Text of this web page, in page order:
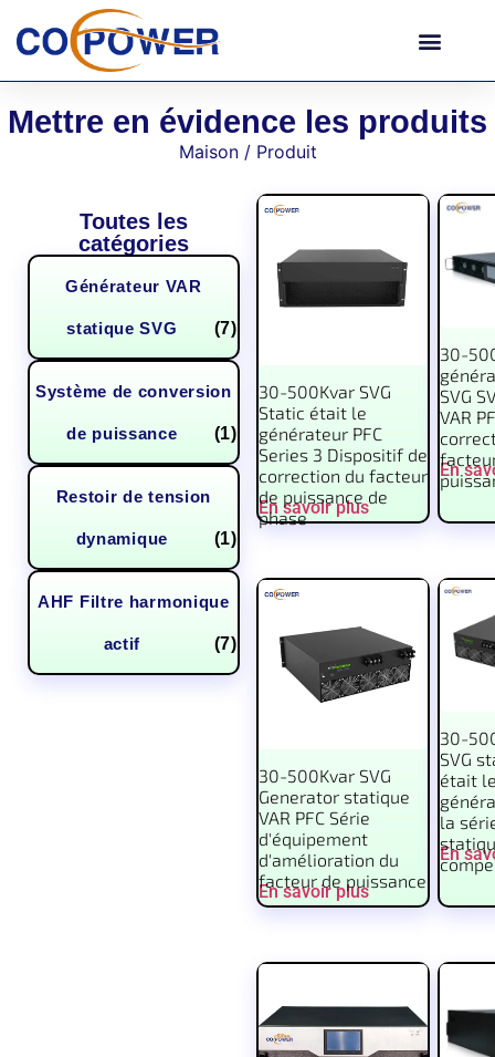
Mettre en évidence les produits
Maison/ Produit
Toutes les
catégories
Générateur VAR
statique SVG (7)
Système de conversion
de puissance (1)
Restoir de tension
dynamique (1)
AHF Filtre harmonique
actif (7)
30-500Kvar SVG
Static était le
générateur PFC
Series 3 Dispositif de
correction du facteur
de puissance de
phase
En savoir plus
30-
SVG
VAR
En
30-500Kvar SVG
Generator statique
VAR PFC Série
d'équipement
d'amélioration du
facteur de puissance
En savoir plus
30-
SVG
était
la
En